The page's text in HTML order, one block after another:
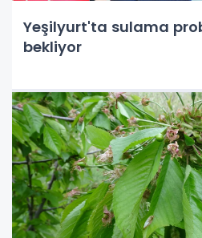
Yeşilyurt'ta sulama
bekliyor